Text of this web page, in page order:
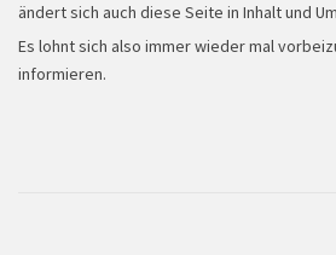
ändert sich auch diese Seite in Inhalt und
Es lohnt sich also immer wieder mal
informieren.